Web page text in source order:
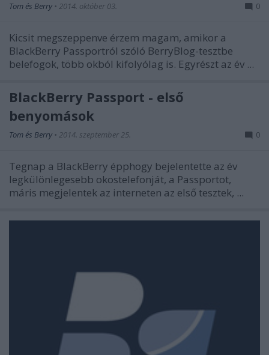
Tom és Berry • 2014. október 03. 0
Kicsit megszeppenve érzem magam, amikor a
BlackBerry Passportról szóló BerryBlog-tesztbe
belefogok, több okból kifolyólag is. Egyrészt az év ...
BlackBerry Passport - első
benyomások
Tom és Berry • 2014. szeptember 25. 0
Tegnap a BlackBerry épphogy bejelentette az év
legkülönlegesebb okostelefonját, a Passportot,
máris megjelentek az interneten az első tesztek, ...